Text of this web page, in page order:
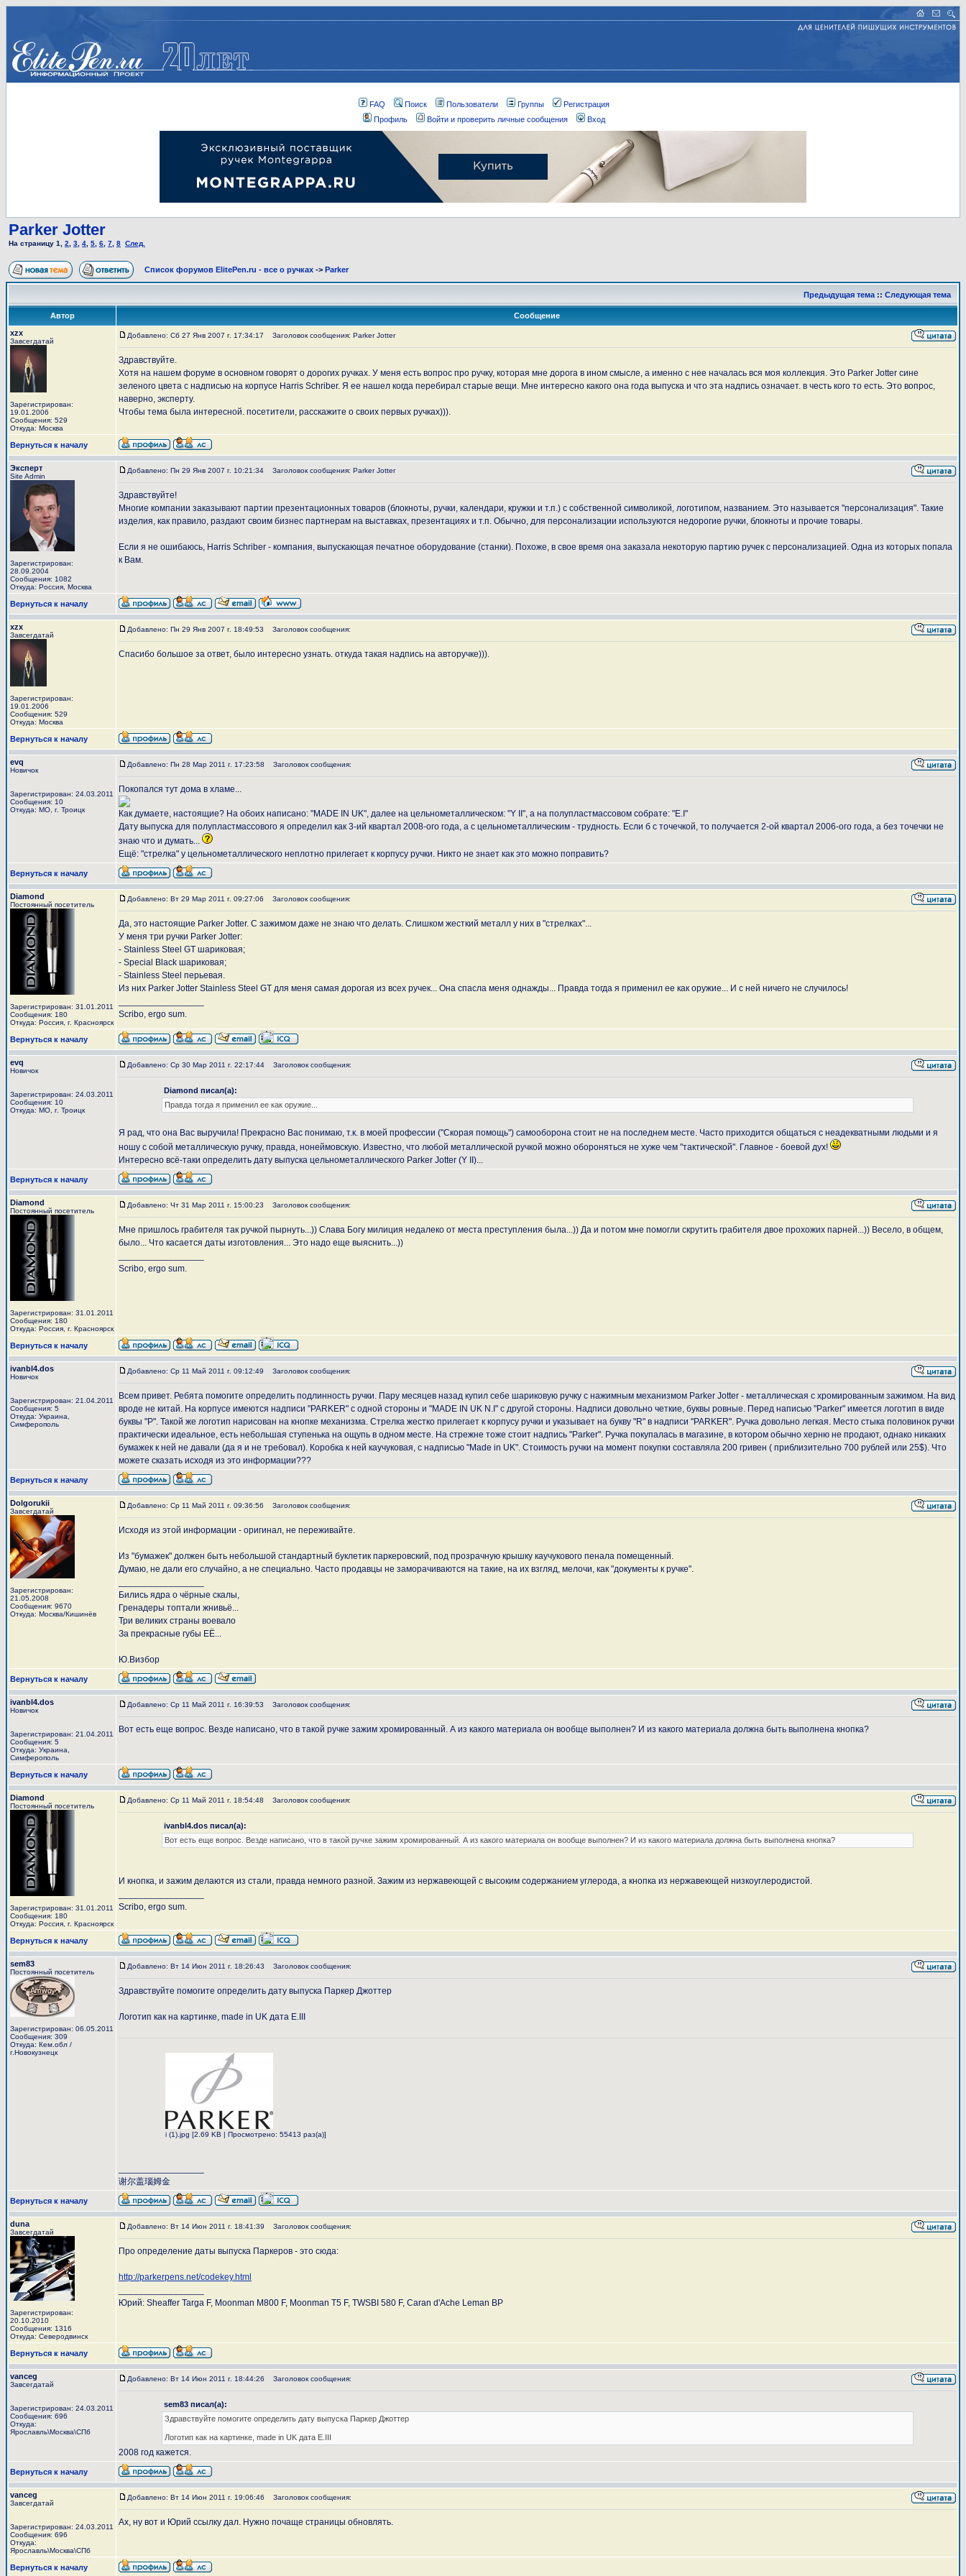
FAQ Поиск Пользователи Группы
Регистрация
Профиль
Войти и проверить личные сообщения Вход
Parker Jotter
На страницу 1 2 3 4 5 6 7 8 След.
Список форумов ElitePen.ru - все о ручках -> Parker
Предыдущая тема :: Следующая тема
Автор
Сообщение
xzx
Завсегдатай
Зарегистрирован:
19.01.2006
Сообщения: 529
Откуда: Москва
Добавлено: Сб 27 Янв 2007 г. 17:34:17 Заголовок сообщения: Parker Jotter
Здравствуйте.
Хотя на нашем форуме в основном говорят о дорогих ручках. У меня есть вопрос про ручку, которая мне дорога в ином смысле, а именно с нее началась вся моя коллекция. Это Parker Jotter сине
зеленого цвета с надписью на корпусе Harris Schriber. Я ее нашел когда перебирал старые вещи. Мне интересно какого она года выпуска и что эта надпись означает. в честь кого то есть. Это вопрос,
наверно, эксперту.
Чтобы тема была интересной. посетители, расскажите о своих первых ручках))).
Вернуться к началу
Эксперт
Site Admin
Зарегистрирован:
28.09.2004
Сообщения: 1082
Откуда: Россия, Москва
Добавлено: Пн 29 Янв 2007 г. 10:21:34 Заголовок сообщения: Parker Jotter
Здравствуйте!
Многие компании заказывают партии презентационных товаров (блокноты, ручки, календари, кружки и т.п.) с собственной символикой, логотипом, названием. Это называется "персонализация". Такие
изделия, как правило, раздают своим бизнес партнерам на выставках, презентациях и т.п. Обычно, для персонализации используются недорогие ручки, блокноты и прочие товары.
Если я не ошибаюсь, Harris Schriber - компания, выпускающая печатное оборудование (станки). Похоже, в свое время она заказала некоторую партию ручек с персонализацией. Одна из которых попала
к Вам.
Вернуться к началу
xzx
Завсегдатай
Зарегистрирован:
19.01.2006
Сообщения: 529
Откуда: Москва
Добавлено: Пн 29 Янв 2007 г. 18:49:53 Заголовок сообщения:
Спасибо большое за ответ, было интересно узнать. откуда такая надпись на авторучке))).
Вернуться к началу
evq
Новичок
Зарегистрирован: 24.03.2011
Сообщения: 10
Откуда: МО, г. Троицк
Добавлено: Пн 28 Мар 2011 г. 17:23:58 Заголовок сообщения:
Покопался тут дома в хламе...
Как думаете, настоящие? На обоих написано: "MADE IN UK", далее на цельнометаллическом: "Y II", а на полупластмассовом собрате: "E.I"
Дату выпуска для полупластмассового я определил как 3-ий квартал 2008-ого года, а с цельнометаллическим - трудность. Если б с точечкой, то получается 2-ой квартал 2006-ого года, а без точечки не
знаю что и думать...
Ещё: "стрелка" у цельнометаллического неплотно прилегает к корпусу ручки. Никто не знает как это можно поправить?
Вернуться к началу
Diamond
Постоянный посетитель
Зарегистрирован: 31.01.2011
Сообщения: 180
Откуда: Россия, г. Красноярск
Добавлено: Вт 29 Мар 2011 г. 09:27:06 Заголовок сообщения:
Да, это настоящие Parker Jotter. С зажимом даже не знаю что делать. Слишком жесткий металл у них в "стрелках"...
У меня три ручки Parker Jotter:
- Stainless Steel GT шариковая;
- Special Black шариковая;
- Stainless Steel перьевая.
Из них Parker Jotter Stainless Steel GT для меня самая дорогая из всех ручек... Она спасла меня однажды... Правда тогда я применил ее как оружие... И с ней ничего не случилось!
Scribo, ergo sum.
Вернуться к началу
evq
Новичок
Зарегистрирован: 24.03.2011
Сообщения: 10
Откуда: МО, г. Троицк
Добавлено: Ср 30 Мар 2011 г. 22:17:44 Заголовок сообщения:
Diamond писал(а):
Правда тогда я применил ее как оружие...
Я рад, что она Вас выручила! Прекрасно Вас понимаю, т.к. в моей профессии ("Скорая помощь") самооборона стоит не на последнем месте. Часто приходится общаться с неадекватными людьми и я
ношу с собой металлическую ручку, правда, нонеймовскую. Известно, что любой металлической ручкой можно обороняться не хуже чем "тактической". Главное - боевой дух!
Интересно всё-таки определить дату выпуска цельнометаллического Parker Jotter (Y II)...
Вернуться к началу
Diamond
Постоянный посетитель
Зарегистрирован: 31.01.2011
Сообщения: 180
Откуда: Россия, г. Красноярск
Добавлено: Чт 31 Мар 2011 г. 15:00:23 Заголовок сообщения:
Мне пришлось грабителя так ручкой пырнуть...)) Слава Богу милиция недалеко от места преступления была...)) Да и потом мне помогли скрутить грабителя двое прохожих парней...)) Весело, в общем,
было... Что касается даты изготовления... Это надо еще выяснить...))
Scribo, ergo sum.
Вернуться к началу
ivanbl4.dos
Новичок
Зарегистрирован: 21.04.2011
Сообщения: 5
Откуда: Украина,
Симферополь
Добавлено: Ср 11 Май 2011 г. 09:12:49 Заголовок сообщения:
Всем привет. Ребята помогите определить подлинность ручки. Пару месяцев назад купил себе шариковую ручку с нажимным механизмом Parker Jotter - металлическая с хромированным зажимом. На вид
вроде не китай. На корпусе имеются надписи "PARKER" с одной стороны и "MADE IN UK N.I" с другой стороны. Надписи довольно четкие, буквы ровные. Перед написью "Parker" имеется логотип в виде
буквы "P". Такой же логотип нарисован на кнопке механизма. Стрелка жестко прилегает к корпусу ручки и указывает на букву "R" в надписи "PARKER". Ручка довольно легкая. Место стыка половинок ручки
практически идеальное, есть небольшая ступенька на ощупь в одном месте. На стрежне тоже стоит надпись "Parker". Ручка покупалась в магазине, в котором обычно херню не продают, однако никаких
бумажек к ней не давали (да я и не требовал). Коробка к ней каучуковая, с надписью "Made in UK". Стоимость ручки на момент покупки составляла 200 гривен ( приблизительно 700 рублей или 25$). Что
можете сказать исходя из это информации???
Вернуться к началу
Dolgorukii
Завсегдатай
Зарегистрирован:
21.05.2008
Сообщения: 9670
Откуда: Москва/Кишинёв
Добавлено: Ср 11 Май 2011 г. 09:36:56 Заголовок сообщения:
Исходя из этой информации - оригинал, не переживайте.
Из "бумажек" должен быть небольшой стандартный буклетик паркеровский, под прозрачную крышку каучукового пенала помещенный.
Думаю, не дали его случайно, а не специально. Часто продавцы не заморачиваются на такие, на их взгляд, мелочи, как "документы к ручке".
Бились ядра о чёрные скалы,
Гренадеры топтали жнивьё...
Три великих страны воевало
За прекрасные губы ЕЁ...
Ю.Визбор
Вернуться к началу
ivanbl4.dos
Новичок
Зарегистрирован: 21.04.2011
Сообщения: 5
Откуда: Украина,
Симферополь
Добавлено: Ср 11 Май 2011 г. 16:39:53 Заголовок сообщения:
Вот есть еще вопрос. Везде написано, что в такой ручке зажим хромированный. А из какого материала он вообще выполнен? И из какого материала должна быть выполнена кнопка?
Вернуться к началу
Diamond
Постоянный посетитель
Зарегистрирован: 31.01.2011
Сообщения: 180
Откуда: Россия, г. Красноярск
Добавлено: Ср 11 Май 2011 г. 18:54:48 Заголовок сообщения:
ivanbl4.dos писал(а):
Вот есть еще вопрос. Везде написано, что в такой ручке зажим хромированный. А из какого материала он вообще выполнен? И из какого материала должна быть выполнена кнопка?
И кнопка, и зажим делаются из стали, правда немного разной. Зажим из нержавеющей с высоким содержанием углерода, а кнопка из нержавеющей низкоуглеродистой.
Scribo, ergo sum.
Вернуться к началу
sem83
Постоянный посетитель
Зарегистрирован: 06.05.2011
Сообщения: 309
Откуда: Кем.обл /
г.Новокузнецк
Добавлено: Вт 14 Июн 2011 г. 18:26:43 Заголовок сообщения:
Здравствуйте помогите определить дату выпуска Паркер Джоттер
Логотип как на картинке, made in UK дата E.III
i (1).jpg [2.69 KB | Просмотрено: 55413 раз(а)]
谢尔盖瑙姆金
Вернуться к началу
duna
Завсегдатай
Зарегистрирован:
20.10.2010
Сообщения: 1316
Откуда: Северодвинск
Добавлено: Вт 14 Июн 2011 г. 18:41:39 Заголовок сообщения:
Про определение даты выпуска Паркеров - это сюда:
http://parkerpens.net/codekey.html
Юрий: Sheaffer Targa F, Moonman M800 F, Moonman T5 F, TWSBI 580 F, Caran d'Ache Leman BP
Вернуться к началу
vanceg
Завсегдатай
Зарегистрирован: 24.03.2011
Сообщения: 696
Откуда:
Ярославль\Москва\СПб
Добавлено: Вт 14 Июн 2011 г. 18:44:26 Заголовок сообщения:
sem83 писал(а):
Здравствуйте помогите определить дату выпуска Паркер Джоттер
Логотип как на картинке, made in UK дата E.III
2008 год кажется.
Вернуться к началу
vanceg
Завсегдатай
Зарегистрирован: 24.03.2011
Сообщения: 696
Откуда:
Ярославль\Москва\СПб
Добавлено: Вт 14 Июн 2011 г. 19:06:46 Заголовок сообщения:
Ах, ну вот и Юрий ссылку дал. Нужно почаще страницы обновлять.
Вернуться к началу